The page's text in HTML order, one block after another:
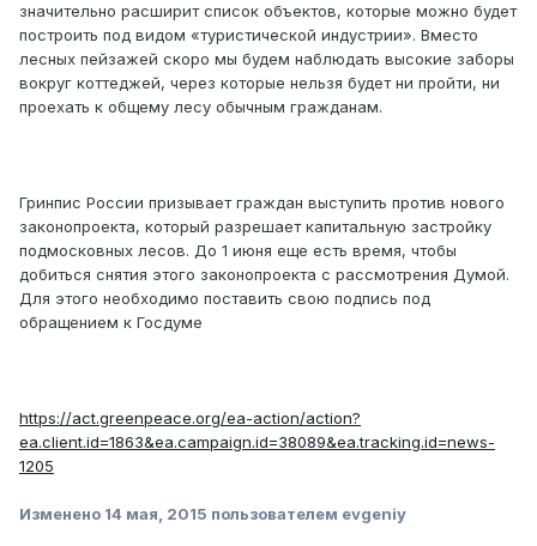
значительно расширит список объектов, которые можно будет
построить под видом «туристической индустрии». Вместо
лесных пейзажей скоро мы будем наблюдать высокие заборы
вокруг коттеджей, через которые нельзя будет ни пройти, ни
проехать к общему лесу обычным гражданам.
Гринпис России призывает граждан выступить против нового
законопроекта, который разрешает капитальную застройку
подмосковных лесов. До 1 июня еще есть время, чтобы
добиться снятия этого законопроекта с рассмотрения Думой.
Для этого необходимо поставить свою подпись под
обращением к Госдуме
https://act.greenpeace.org/ea-action/action?
ea.client.id=1863&ea.campaign.id=38089&ea.tracking.id=news-
1205
Изменено 14 мая, 2015 пользователем evgeniy